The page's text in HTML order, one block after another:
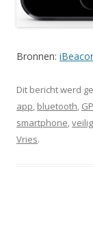
Bronnen:
Dit bericht werd
app, bluetooth,
smartphone,
Vries.